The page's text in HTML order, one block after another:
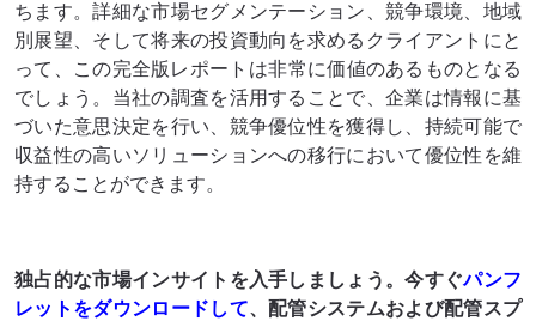
ちます。詳細な市場セグメンテーション、競争環境、地域
別展望、そして将来の投資動向を求めるクライアントにと
って、この完全版レポートは非​​常に価値のあるものとなる
でしょう。当社の調査を活用することで、企業は情報に基
づいた意思決定を行い、競争優位性を獲得し、持続可能で
収益性の高いソリューションへの移行において優位性を維
持することができます。
独占的な市場インサイトを入手しましょう。今すぐパンフ
レットをダウンロードして、配管システムおよび配管スプ